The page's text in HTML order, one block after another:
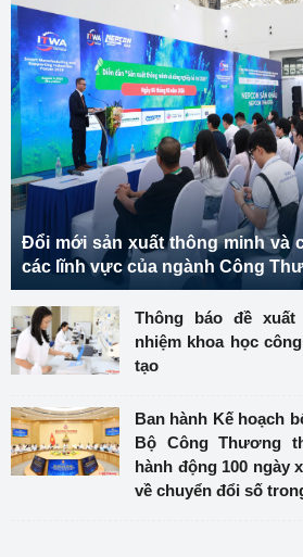
Đổi mới sản xuất thông minh và
các lĩnh vực của ngành Công
Thông báo đề
nhiệm khoa học
tạo
Ban hành Kế hoạch
Bộ Công Thương
hành động 100 ngày
về chuyển đổi số